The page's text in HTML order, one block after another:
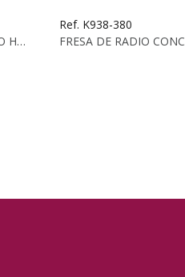
FRESA DE RADIO CONCAVO HW Z2 S:8 D:31.8X16.5X...
Ref. K938-380